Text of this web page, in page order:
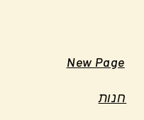
New Page
חנות